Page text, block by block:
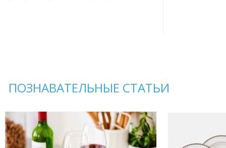
ПОЗНАВАТЕЛЬНЫЕ СТАТЬИ